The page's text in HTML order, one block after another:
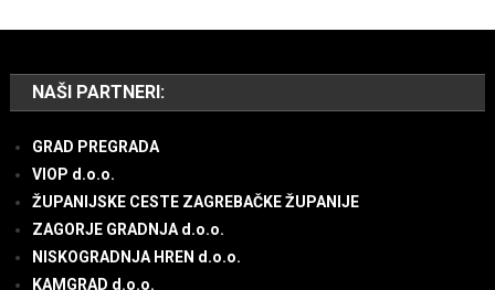
NAŠI PARTNERI:
GRAD PREGRADA
VIOP d.o.o.
ŽUPANIJSKE CESTE ZAGREBAČKE ŽUPANIJE
ZAGORJE GRADNJA d.o.o.
NISKOGRADNJA HREN d.o.o.
KAMGRAD d.o.o.